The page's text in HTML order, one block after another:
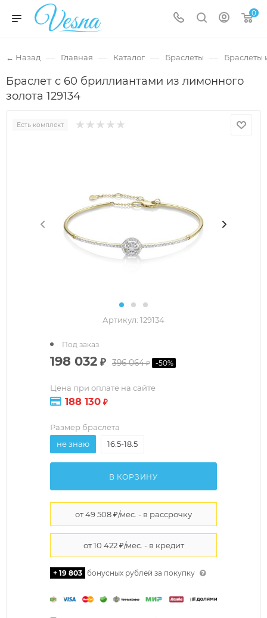
0
← Назад — Главная — Каталог — Браслеты — Браслеты
Браслет с 60 бриллиантами из лимонного
золота 129134
Есть комплект
Артикул: 129134
198 032 ₽ 396 064₽ -50%
Цена при оплате на сайте
188 130 ₽
Под заказ
Размер браслета
не знаю
16.5-18.5
В КОРЗИНУ
+ 19 803 бонусных рублей за покупку